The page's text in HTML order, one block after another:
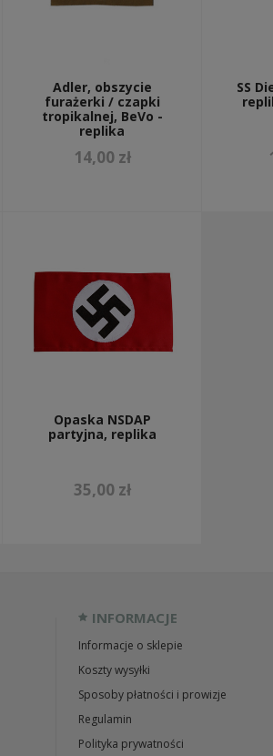
Adler, obszycie
furażerki / czapki
tropikalnej, BeVo -
replika
14,00 zł
SS
Opaska NSDAP
partyjna, replika
35,00 zł
INFORMACJE
Informacje o sklepie
Koszty wysyłki
Sposoby płatności i prowizje
Regulamin
Polityka prywatności